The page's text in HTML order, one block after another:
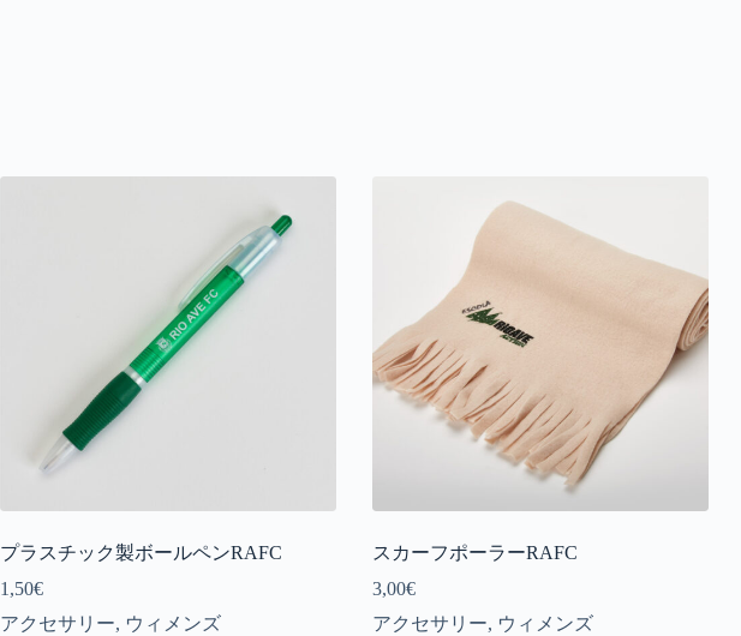
プラスチック製ボールペンRAFC
1,50€
アクセサリー, ウィメンズ
スカーフポーラーRAFC
3,00€
アクセサリー, ウィメンズ